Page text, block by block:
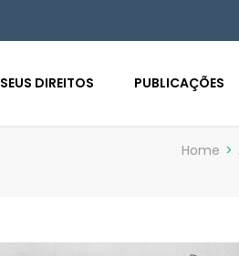
SEUS DIREITOS PUBLICAÇÕES
Home >